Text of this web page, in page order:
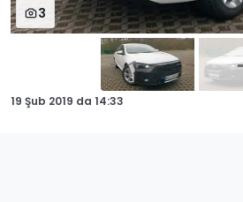
3
19 Şub 2019 da 14:33